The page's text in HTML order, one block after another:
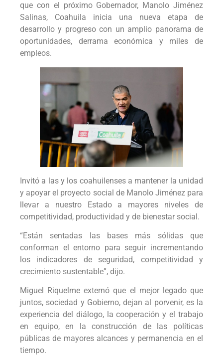
que con el próximo Gobernador, Manolo Jiménez
Salinas, Coahuila inicia una nueva etapa de
desarrollo y progreso con un amplio panorama de
oportunidades, derrama económica y miles de
empleos.
Invitó a las y los coahuilenses a mantener la unidad
y apoyar el proyecto social de Manolo Jiménez para
llevar a nuestro Estado a mayores niveles de
competitividad, productividad y de bienestar social.
“Están sentadas las bases más sólidas que
conforman el entorno para seguir incrementando
los indicadores de seguridad, competitividad y
crecimiento sustentable”, dijo.
Miguel Riquelme externó que el mejor legado que
juntos, sociedad y Gobierno, dejan al porvenir, es la
experiencia del diálogo, la cooperación y el trabajo
en equipo, en la construcción de las políticas
públicas de mayores alcances y permanencia en el
tiempo.